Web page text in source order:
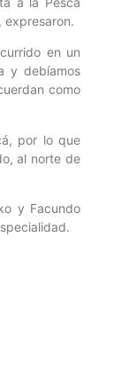
expresaron.
en un
y debíamos
como
por lo que
al norte de
y Facundo